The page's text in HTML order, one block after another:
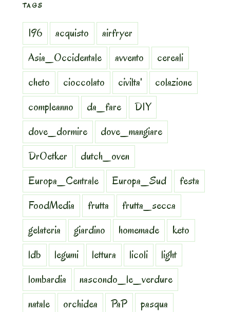
TAGS
196 acquisto
airfryer
Asia_Occidentale
avvento
cereali
cheto
cioccolato civilta'
colazione
compleanno
da_fare
DIY
dove_dormire
dove_mangiare
DrOetker
dutch_oven
Europa_Centrale
Europa_Sud
festa
FoodMedia
frutta
frutta_secca
gelateria
giardino homemade
keto
ldb
legumi lettura licoli
light
lombardia
nascondo_le_verdure
natale
orchidea PaP
pasqua